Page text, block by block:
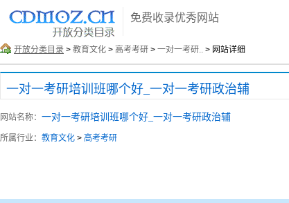
免费收录优秀网站
开放分类目录 > 教育文化 > 高考考研 > 一对一考研.. > 网站详细
一对一考研培训班哪个好_一对一考研政治辅
网站名称： 一对一考研培训班哪个好_一对一考研政治辅
所属行业： 教育文化 > 高考考研